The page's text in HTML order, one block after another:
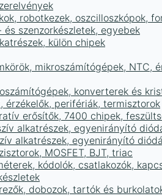
robotkezek, oszcilloszkópok,
és szenzorkészletek, egyebek
külön chipek
mikroszámítógépek, NTC,
konverterek és
érzékelők, perifériák, termisztorok
erősítők, 7400 chipek,
alkatrészek, egyenirányító
alkatrészek, egyenirányító
MOSFET, BJT, triac
kódolók, csatlakozók,
dobozok, tartók és